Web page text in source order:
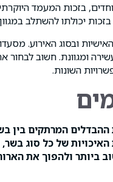
בזכות המעמד
יכולתו להשתלב
ובסוג האירוע.
ומגוונת. חשוב
השונות.
ההבדלים המרתקים בין
של כל סוג בשר,
ביותר ולהפוך את